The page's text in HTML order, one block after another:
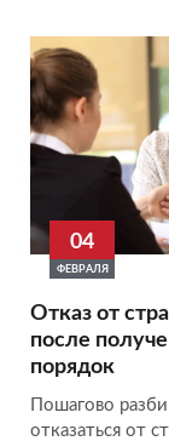
04
ФЕВРАЛЯ
Отказ от
после
порядок
Пошагово
отказаться от